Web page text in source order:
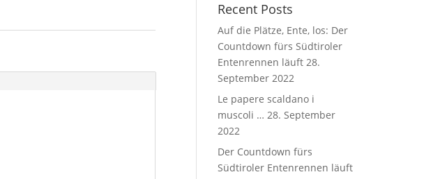
Recent Posts
Auf die Plätze, Ente, los: Der
Countdown fürs Südtiroler
Entenrennen läuft 28.
September 2022
Le papere scaldano i
muscoli … 28. September
2022
Der Countdown fürs
Südtiroler Entenrennen läuft